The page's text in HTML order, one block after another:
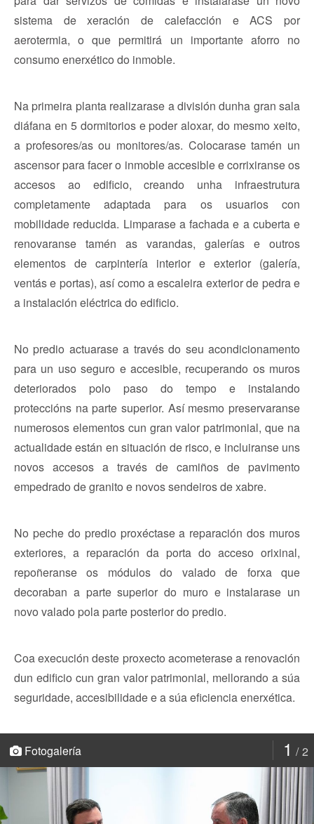
sistema de xeración de calefacción e ACS por
aerotermia, o que permitirá un importante aforro no
consumo enerxético do inmoble.
Na primeira planta realizarase a división dunha gran sala
diáfana en 5 dormitorios e poder aloxar, do mesmo xeito,
a profesores/as ou monitores/as. Colocarase tamén un
ascensor para facer o inmoble accesible e corrixiranse os
accesos ao edificio, creando unha infraestrutura
completamente adaptada para os usuarios con
mobilidade reducida. Limparase a fachada e a cuberta e
renovaranse tamén as varandas, galerías e outros
elementos de carpintería interior e exterior (galería,
ventás e portas), así como a escaleira exterior de pedra e
a instalación eléctrica do edificio.
No predio actuarase a través do seu acondicionamento
para un uso seguro e accesible, recuperando os muros
deteriorados polo paso do tempo e instalando
proteccións na parte superior. Así mesmo preservaranse
numerosos elementos cun gran valor patrimonial, que na
actualidade están en situación de risco, e incluiranse uns
novos accesos a través de camiños de pavimento
empedrado de granito e novos sendeiros de xabre.
No peche do predio proxéctase a reparación dos muros
exteriores, a reparación da porta do acceso orixinal,
repoñeranse os módulos do valado de forxa que
decoraban a parte superior do muro e instalarase un
novo valado pola parte posteriordo predio.
Coa execución deste proxecto acometerase a renovación
dun edificio cun gran valor patrimonial, mellorando a súa
seguridade, accesibilidade e a súa eficiencia enerxética.
1 2
Fotogalería